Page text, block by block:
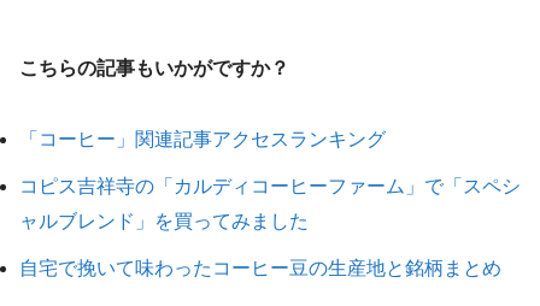
こちらの記事もいかがですか？
「コーヒー」関連記事アクセスランキング
コピス吉祥寺の「カルディコーヒーファーム」で「スペシ
ャルブレンド」を買ってみました
自宅で挽いて味わったコーヒー豆の生産地と銘柄まとめ